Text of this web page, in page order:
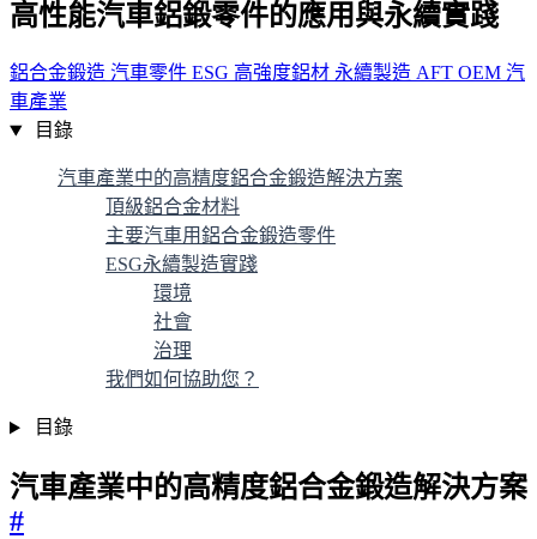
高性能汽車鋁鍛零件的應用與永續實踐
鋁合金鍛造 汽車零件 ESG 高強度鋁材 永續製造 AFT OEM 汽
車產業
目錄
汽車產業中的高精度鋁合金鍛造解決方案
頂級鋁合金材料
主要汽車用鋁合金鍛造零件
ESG永續製造實踐
環境
社會
治理
我們如何協助您？
目錄
汽車產業中的高精度鋁合金鍛造解決方案
#